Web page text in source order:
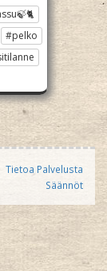
#pelko
Tietoa Palvelusta
Säännöt